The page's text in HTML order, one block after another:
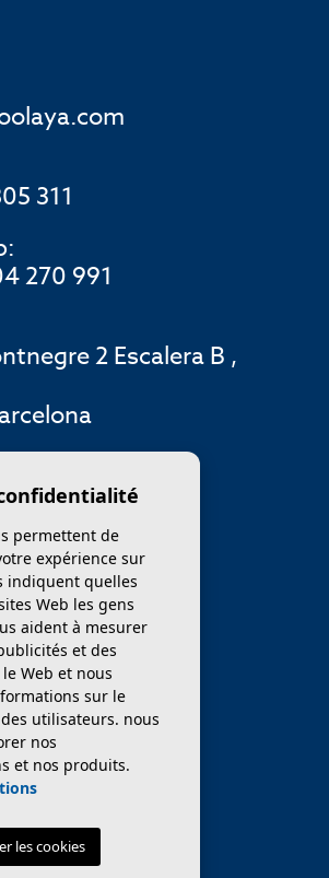
311
270 991
2 Escalera B ,
MENU
ENTREPRISE
PROPRIÉTÉS
SERVICES
/ TRANSFÉRER
NOUVELLES
permettent de
expérience sur
indiquent quelles
Web les gens
aident à mesurer
et des
Web et nous
sur le
utilisateurs. nous
nos
et nos produits.
les cookies